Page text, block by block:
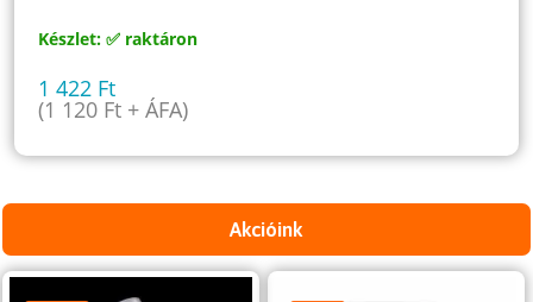
Készlet: ✅ raktáron
1 422 Ft
(1 120 Ft + ÁFA)
Akcióink